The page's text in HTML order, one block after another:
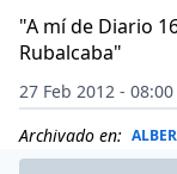
"A mí de Diario
Rubalcaba"
27 Feb 2012 - 08:00
Archivado en: